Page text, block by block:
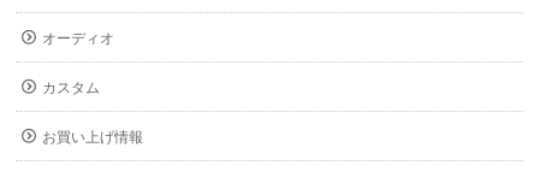
オーディオ
カスタム
お買い上げ情報